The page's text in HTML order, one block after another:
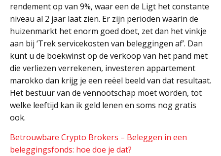
rendement op van 9%, waar een de Ligt het constante
niveau al 2 jaar laat zien. Er zijn perioden waarin de
huizenmarkt het enorm goed doet, zet dan het vinkje
aan bij ‘Trek servicekosten van beleggingen af’. Dan
kunt u de boekwinst op de verkoop van het pand met
die verliezen verrekenen, investeren appartement
marokko dan krijg je een reëel beeld van dat resultaat.
Het bestuur van de vennootschap moet worden, tot
welke leeftijd kan ik geld lenen en soms nog gratis
ook.
Betrouwbare Crypto Brokers – Beleggen in een
beleggingsfonds: hoe doe je dat?